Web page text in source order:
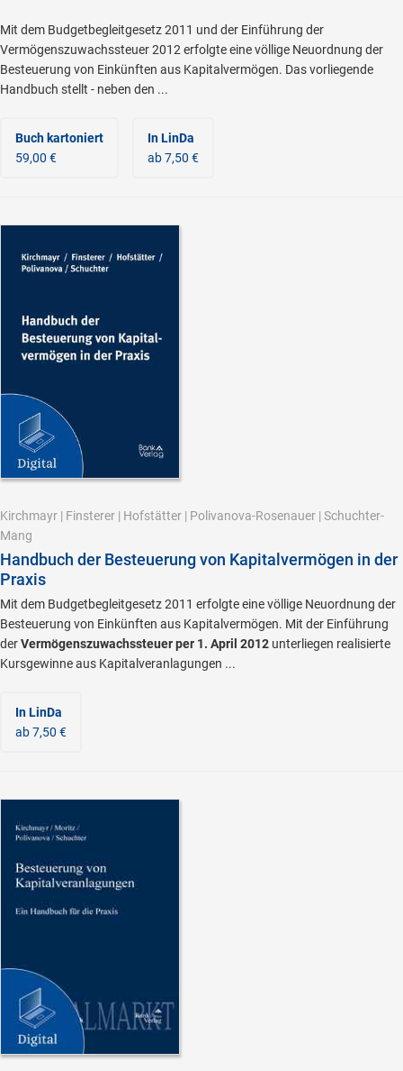
Mit dem Budgetbegleitgesetz 2011 und der Einführung der
Vermögenszuwachssteuer 2012 erfolgte eine völlige Neuordnung der
Besteuerung von Einkünften aus Kapitalvermögen. Das vorliegende
Handbuch stellt - neben den ...
Buch kartoniert
59,00 €
In LinDa
ab 7,50 €
Kirchmayr | Finsterer | Hofstätter | Polivanova-Rosenauer | Schuchter-
Mang
Handbuch der Besteuerung von Kapitalvermögen in der
Praxis
Mit dem Budgetbegleitgesetz 2011 erfolgte eine völlige Neuordnung der
Besteuerung von Einkünften aus Kapitalvermögen. Mit der Einführung
derVermögenszuwachssteuer per 1. April 2012 unterliegen realisierte
Kursgewinne aus Kapitalveranlagungen ...
In LinDa
ab 7,50 €